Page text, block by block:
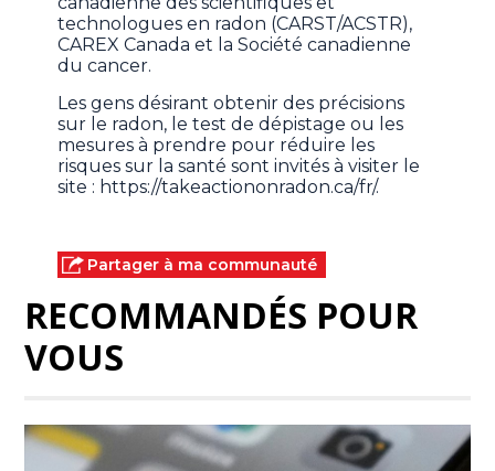
technologues en radon (CARST/ACSTR),
CAREX Canada et la Société canadienne
du cancer.
Les gens désirant obtenir des précisions
sur le radon, le test de dépistage ou les
mesures à prendre pour réduire les
risques sur la santé sont invités à visiter le
site : https://takeactiononradon.ca/fr/.
Partager à ma communauté
RECOMMANDÉS POUR
VOUS